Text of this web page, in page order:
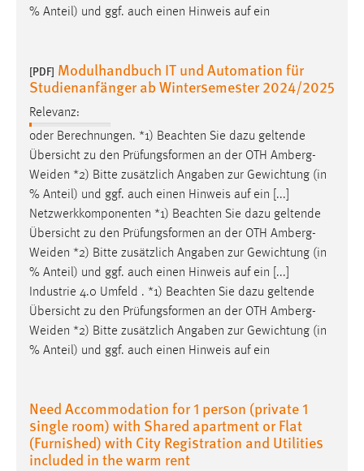
% Anteil) und ggf. auch einen Hinweis auf ein
[PDF] Modulhandbuch IT und Automation für
Studienanfänger ab Wintersemester 2024/2025
Relevanz:
oder Berechnungen. *1) Beachten Sie dazu geltende
Übersicht zu den Prüfungsformen an der OTH Amberg-
Weiden *2) Bitte zusätzlich Angaben zur Gewichtung (in
% Anteil) und ggf. auch einen Hinweis auf ein [...]
Netzwerkkomponenten *1) Beachten Sie dazu geltende
Übersicht zu den Prüfungsformen an der OTH Amberg-
Weiden *2) Bitte zusätzlich Angaben zur Gewichtung (in
% Anteil) und ggf. auch einen Hinweis auf ein [...]
Industrie 4.0 Umfeld . *1) Beachten Sie dazu geltende
Übersicht zu den Prüfungsformen an der OTH Amberg-
Weiden *2) Bitte zusätzlich Angaben zur Gewichtung (in
% Anteil) und ggf. auch einen Hinweis auf ein
Need Accommodation for 1 person (private 1
single room) with Shared apartment or Flat
(Furnished) with City Registration and Utilities
included in the warm rent